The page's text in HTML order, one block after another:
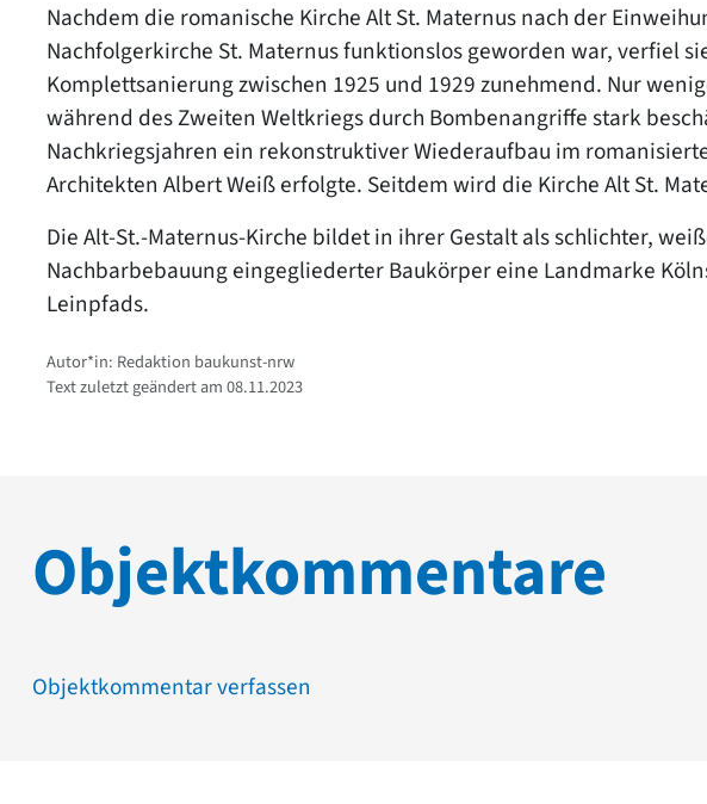
Nachdem die romanische Kirche Alt St. Maternus nach der
Nachfolgerkirche St. Maternus funktionslos geworden war, verfiel
Komplettsanierung zwischen 1925 und 1929 zunehmend. Nur
während des Zweiten Weltkriegs durch Bombenangriffe stark
Nachkriegsjahren ein rekonstruktiver Wiederaufbau im
Architekten Albert Weiß erfolgte. Seitdem wird die Kirche Alt St.
Die Alt-St.-Maternus-Kirche bildet in ihrer Gestalt als schlichter,
Nachbarbebauung eingegliederter Baukörper eine Landmarke
Leinpfads.
Autor*in: Redaktion baukunst-nrw
Text zuletzt geändert am 08.11.2023
Objektkommentare
Objektkommentar verfassen